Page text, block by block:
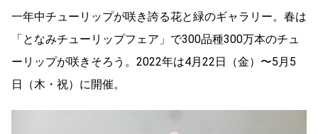
一年中チューリップが咲き誇る花と緑のギャラリー。春は
「となみチューリップフェア」で300品種300万本のチュ
ーリップが咲きそろう。2022年は4月22日（金）〜5月5
日（木・祝）に開催。